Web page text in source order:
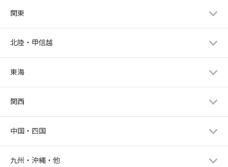
関東
北陸・甲信越
東海
関西
中国・四国
九州・沖縄・他